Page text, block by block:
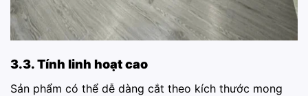
3.3. Tính linh hoạt cao
Sản phẩm có thể dễ dàng cắt theo kích thước mong